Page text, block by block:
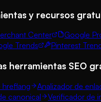
y recursos
Center
Google
Trends Pinterest
herramientas SEO
hreflang
Analizador de
canonical
Verificador de